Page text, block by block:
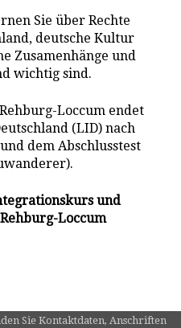
Sie über Rechte
deutsche Kultur
Zusamenhänge und
wichtig sind.
Loccum endet
(LID) nach
dem Abschlusstest
und
Loccum
Sie Kontaktdaten, Anschriften